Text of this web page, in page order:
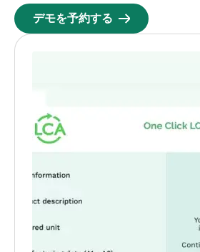
デモを予約する